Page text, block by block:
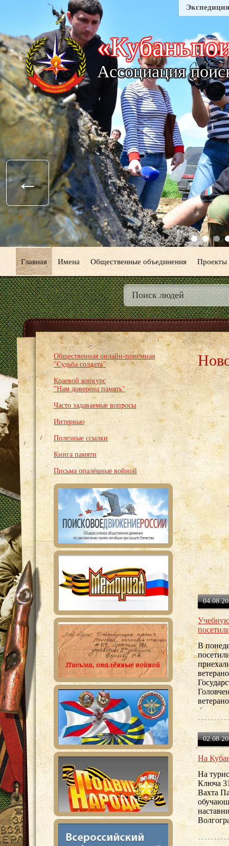
←
Ассоциация
Главная Имена Общественные объединения Проекты
Общественная онлайн-приёмная
"Судьба солдата"
Краевой конкурс
"Нам доверена память"
Часто задаваемые вопросы
Интервью
Полезные ссылки
Книга памяти
Письма опалённые войной
В
На
На
Ключа
Вахта